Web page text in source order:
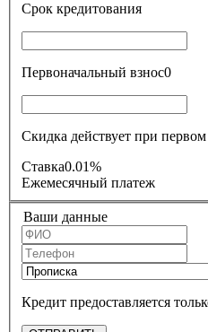
Срок кредитования
Первоначальный взнос0
Скидка действует при первом
Ставка0.01%
Ежемесячный платеж
Ваши данные
Кредит предоставляется